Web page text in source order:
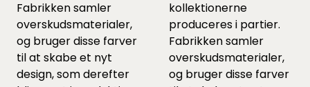
Fabrikken samler
overskudsmaterialer,
og bruger disse farver
til at skabe et nyt
design, som derefter
kollektionerne
produceres i partier.
Fabrikken samler
overskudsmaterialer,
og bruger disse farver